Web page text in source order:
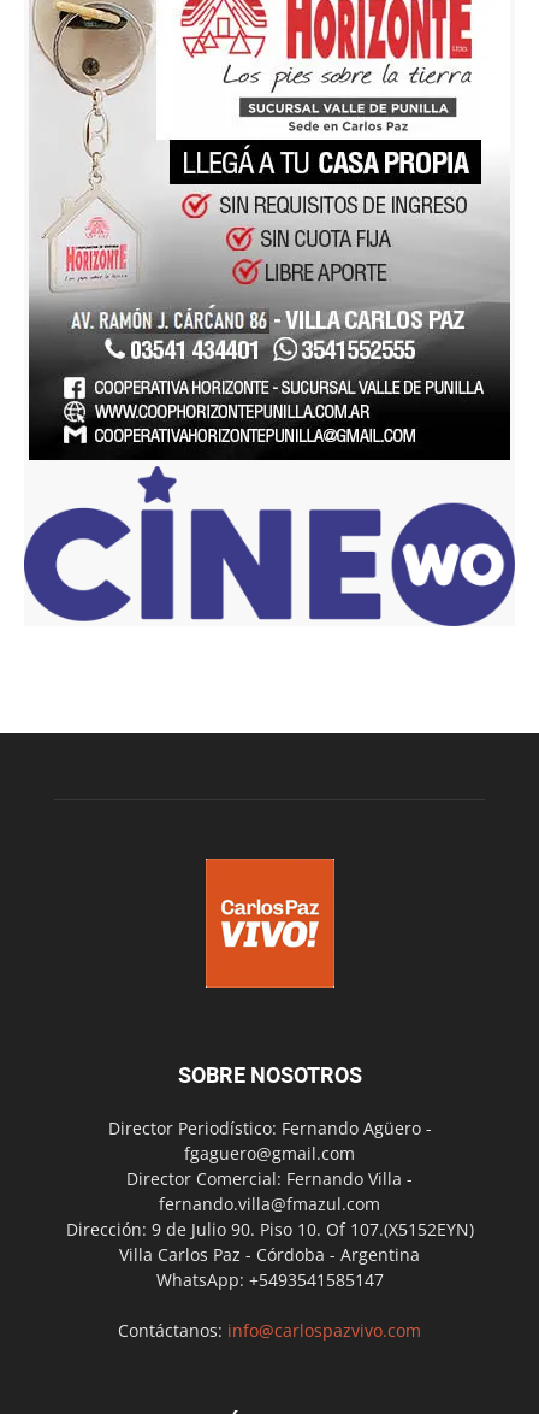
SOBRE NOSOTROS
Director Periodístico: Fernando Agüero -
fgaguero@gmail.com
Director Comercial: Fernando Villa -
fernando.villa@fmazul.com
Dirección: 9 de Julio 90. Piso 10. Of 107.(X5152EYN)
Villa Carlos Paz - Córdoba - Argentina
WhatsApp: +5493541585147
Contáctanos: info@carlospazvivo.com